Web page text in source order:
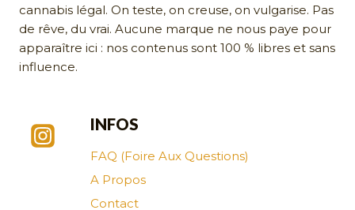
cannabis légal. On teste, on creuse, on vulgarise. Pas
de rêve, du vrai. Aucune marque ne nous paye pour
apparaître ici : nos contenus sont 100 % libres et sans
influence.
INFOS
FAQ (Foire Aux Questions)
A Propos
Contact